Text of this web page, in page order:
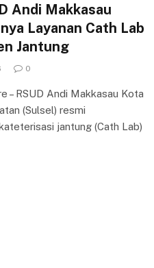
Andi Makkasau
Layanan Cath Lab
Jantung
0
– RSUD Andi Makkasau Kota
(Sulsel) resmi
jantung (Cath Lab)